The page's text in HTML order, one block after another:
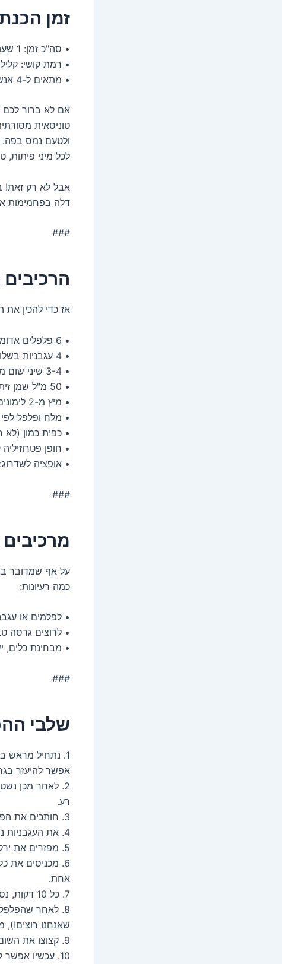
זמן
• סה"כ זמן: 1 שעה
• רמת קושי:
• מתאים ל-4 אנשים
אם לא ברור לכם
טוניסאית
ולטעם נמס בפה.
לכל מיני
אבל לא רק זאת!
דלה בפחמימות
###
אז כדי להכין
• 6 פלפלים אדומים חתוכים לרצועות
• 4 עגבניות בשלות
• 3-4 שיני שום מקולפות
• 50 מ"ל שמן זית איכותי
• מיץ מ-2 לימונים טריים
• מלח ופלפל
• כפית כמון (לא
• חופן
• אופציה
###
מרכיבים
על אף שמדובר
כמה רעיונות:
• לפלמים או
• לרוצים גרסה
• מבחינת
###
שלבי
אפשר להיעזר
2. לאחר מכן
רע.
3. חותכים את הפלפלים לרצועות. אל תשכחו להסיר את הזרעים ואת הליבה.
4. את העגבניות נחתוך לחצי ונמזוג עליהן מעט שמן זית.
5. מפזרים את ירקות השום בצלחת רחבה.
6. מכניסים את
אחת.
7. כל 10 דקות, נסובב את הירקות בכדי להבטיח שהם נחרכים מכל הצדדים בשווה.
8. לאחר
שאנחנו רוצים!),
9. קצוצו את השום הקלוי וערבבו עם הירקות.
10. עכשיו אפשר להוסיף נגיעה אחרונה של שמן זית, הכמון, המלח, פלפל ומיץ הלימון.